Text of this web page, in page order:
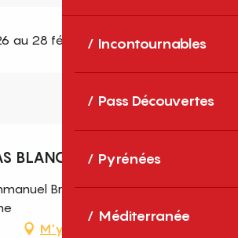
Incontournables
Pass Découvertes
Pyrénées
Méditerranée
au 28 février 2027
BLANC
Brousse Mas Blanc, 66760
M'y rendre